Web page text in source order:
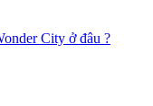
City ở đâu ?